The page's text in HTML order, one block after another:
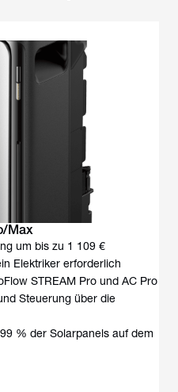
um bis zu 1 109 €
Elektriker erforderlich
STREAM Pro und AC Pro
Steuerung über die
% der Solarpanels auf dem